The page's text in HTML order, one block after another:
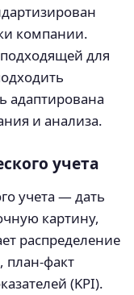
компании.
для
адаптирована
и анализа.
учета
учета — дать
картину,
распределение
план-факт
(KPI).